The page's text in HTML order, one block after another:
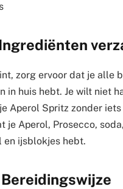
zorg ervoor dat je alle
in huis hebt. Je wilt niet
Aperol Spritz zonder
je Aperol, Prosecco,
en ijsblokjes hebt.